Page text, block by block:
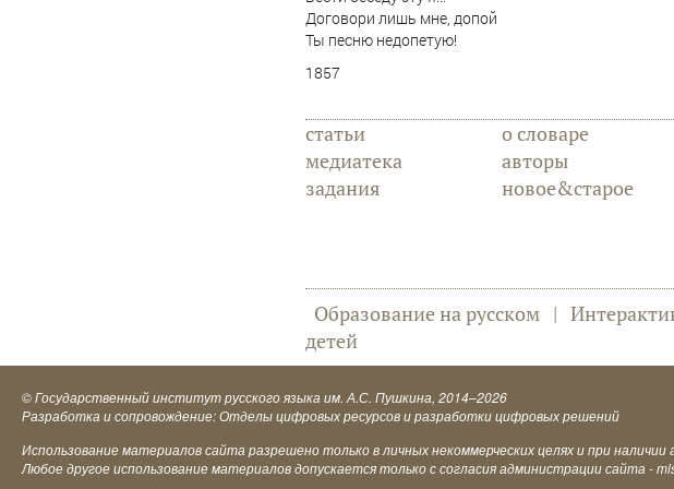
Договори лишь мне, допой
Ты песню недопетую!
1857
статьи
медиатека
задания
о словаре
авторы
новое&старое
Образование на русском |
детей
©Государственный институт русского языка им. А.С. Пушкина, 2014–2026
Разработка и сопровождение: Отделы цифровых ресурсов и разработки цифровых решений
Использование материалов сайта разрешено только в личных некоммерческих целях и при наличии
Любое другое использование материалов допускается только с согласия администрации сайта -